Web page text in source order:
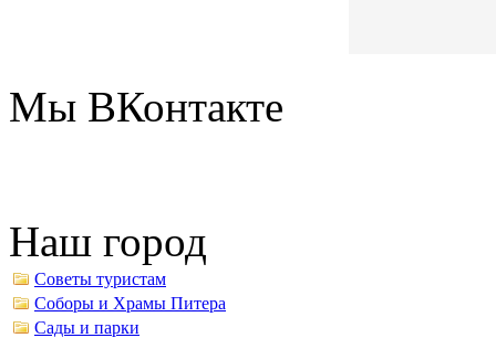
Мы ВКонтакте
Наш город
Советы туристам
Соборы и Храмы Питера
Сады и парки